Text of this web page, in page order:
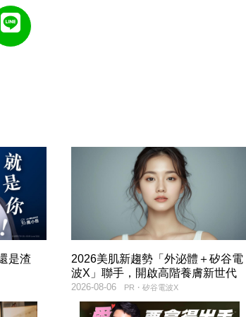
是渣
2026美肌新趨勢「外泌體＋矽谷電
波X」聯手，開啟高階養膚新世代
PR・矽谷電波X
2026-08-06